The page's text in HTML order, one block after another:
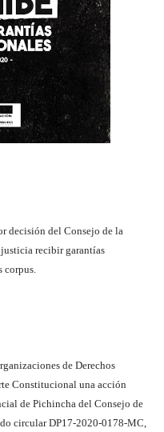
decisión del Consejo de la
recibir garantías
corpus.
de Derechos
Constitucional una acción
de Pichincha del Consejo de
circular DP17-2020-0178-MC,